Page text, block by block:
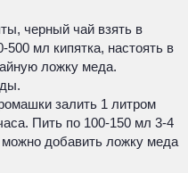
черный чай взять в
мл кипятка, настоять в
ложку меда.
залить 1 литром
Пить по 100-150 мл 3-4
можно добавить ложку меда